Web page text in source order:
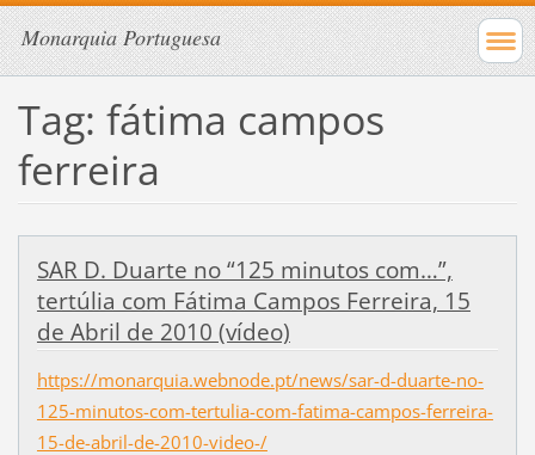
Monarquia Portuguesa
Tag: fátima campos
ferreira
SAR D. Duarte no “125 minutos com…”,
tertúlia com Fátima Campos Ferreira, 15
de Abril de 2010 (vídeo)
https://monarquia.webnode.pt/news/sar-d-duarte-no-
125-minutos-com-tertulia-com-fatima-campos-ferreira-
15-de-abril-de-2010-video-/